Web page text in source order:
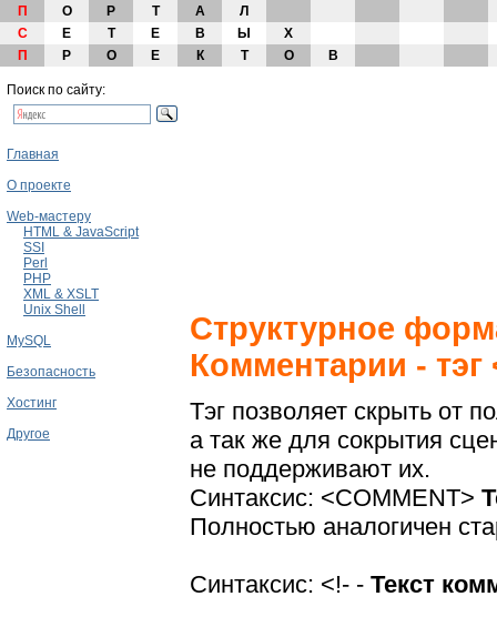
П О Р Т А
Л
С
Е Т Е В Ы
Х
П
Р О Е К Т О В
Поиск по сайту:
Главная
О проекте
Web-мастеру
HTML & JavaScript
SSI
Perl
PHP
XML & XSLT
Unix Shell
MySQL
Безопасность
Хостинг
Другое
Структурное
Комментарии - тэг
Тэг позволяет скрыть от
а так же для сокрытия
не поддерживают их.
Синтаксис: <COMMENT>
Полностью аналогичен
Синтаксис: <!- - Текст